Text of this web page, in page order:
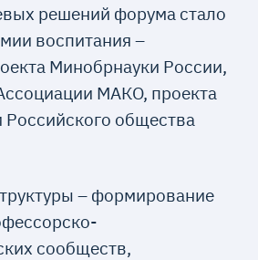
решений форума стало
воспитания –
Минобрнауки России,
МАКО, проекта
общества
– формирование
сообществ,